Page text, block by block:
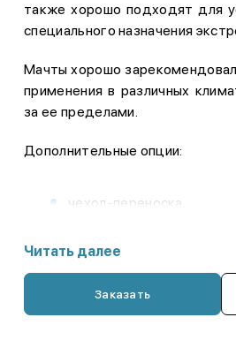
также хорошо подходят для
специального назначения
Мачты хорошо
применения в различных
за ее пределами.
Дополнительные опции:
чехол-переноска,
фонарик аккумуляторный
прожектор 500 Вт,
Читать далее
Заказать